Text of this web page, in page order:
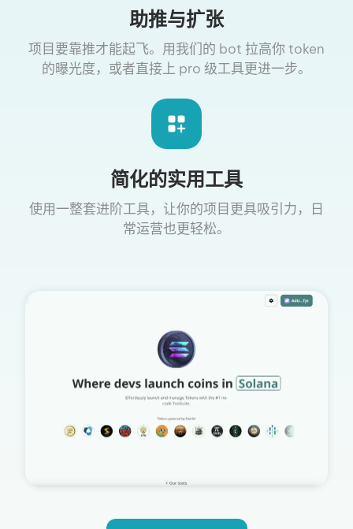
助推与扩张
项目要靠推才能起飞。用我们的 bot 拉高你 token
的曝光度，或者直接上 pro 级工具更进一步。
简化的实用工具
使用一整套进阶工具，让你的项目更具吸引力，日
常运营也更轻松。